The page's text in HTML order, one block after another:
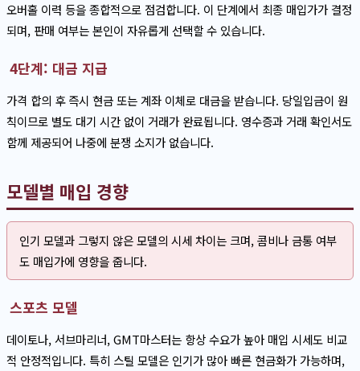
오버홀 이력 등을 종합적으로 점검합니다. 이 단계에서 최종 매입가가 결정
되며, 판매 여부는 본인이 자유롭게 선택할 수 있습니다.
4단계: 대금 지급
가격 합의 후 즉시 현금 또는 계좌 이체로 대금을 받습니다. 당일입금이 원
칙이므로 별도 대기 시간 없이 거래가 완료됩니다. 영수증과 거래 확인서도
함께 제공되어 나중에 분쟁 소지가 없습니다.
모델별 매입 경향
인기 모델과 그렇지 않은 모델의 시세 차이는 크며, 콤비나 금통 여부
도 매입가에 영향을 줍니다.
스포츠 모델
데이토나, 서브마리너, GMT마스터는 항상 수요가 높아 매입 시세도 비교
적 안정적입니다. 특히 스틸 모델은 인기가 많아 빠른 현금화가 가능하며,